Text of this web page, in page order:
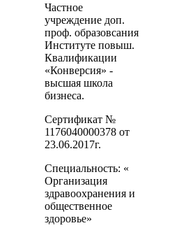
Частное
учреждение доп.
проф. образовсания
Институте повыш.
Квалификации
«Конверсия» -
высшая школа
бизнеса.
Сертификат №
1176040000378 от
23.06.2017г.
Специальность: «
Организация
здравоохранения и
общественное
здоровье»